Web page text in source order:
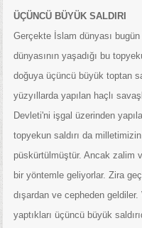
ÜÇÜNCÜ BÜYÜK SALDIRI
Gerçekte İslam dünyası bugün
dünyasının yaşadığı bu
doğuya üçüncü büyük toptan
yüzyıllarda yapılan haçlı
Devleti'ni işgal üzerinden
topyekun saldırı da
püskürtülmüştür. Ancak zalim
bir yöntemle geliyorlar. Zira
dışardan ve cepheden
yaptıkları üçüncü büyük